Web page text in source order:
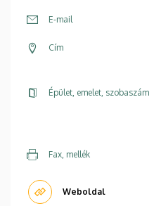
E-mail
Cím
Épület, emelet, szobaszám
Fax, mellék
Weboldal